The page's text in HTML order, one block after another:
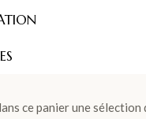
ce panier une sélection